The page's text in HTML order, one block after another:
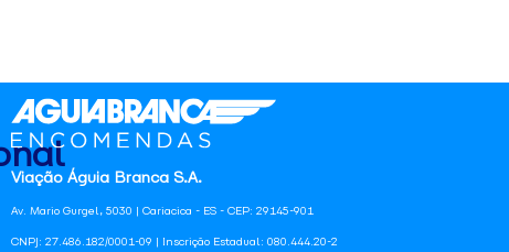
Viação Águia Branca S.A.
Av. Mario Gurgel, 5030 | Cariacica - ES - CEP: 29145-901
CNPJ: 27.486.182/0001-09 | Inscrição Estadual: 080.444.20-2